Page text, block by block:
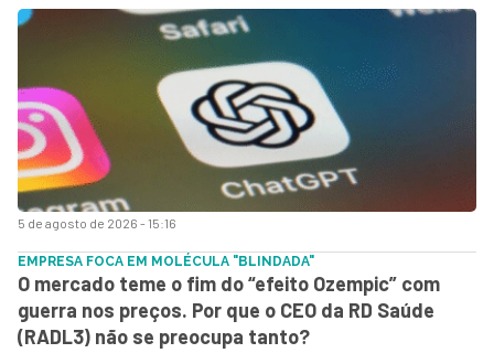
5 de agosto de 2026 - 15:16
EMPRESA FOCA EM MOLÉCULA "BLINDADA"
O mercado teme o fim do “efeito Ozempic” com
guerra nos preços. Por que o CEO da RD Saúde
(RADL3) não se preocupa tanto?